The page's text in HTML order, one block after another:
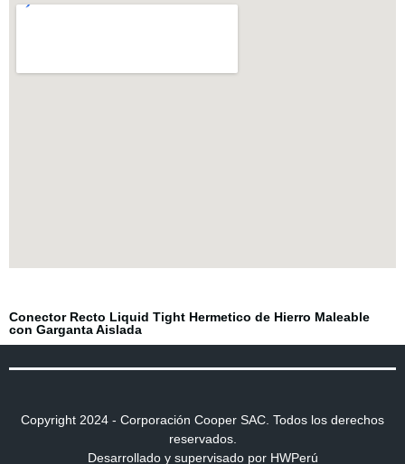
Conector Recto Liquid Tight Hermetico de Hierro Maleable
con Garganta Aislada
Copyright 2024 - Corporación Cooper SAC. Todos los derechos
reservados.
Desarrollado y supervisado por HWPerú